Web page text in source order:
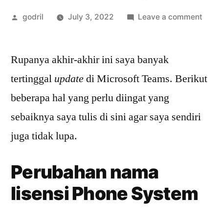
Posted
godril July 3, 2022 Leave a comment
Rupanya akhir-akhir ini saya banyak
tertinggal updatedi Microsoft Teams. Berikut
beberapa hal yang perlu diingat yang
sebaiknya saya tulis di sini agar saya sendiri
juga tidak lupa.
Perubahan nama
lisensi Phone System